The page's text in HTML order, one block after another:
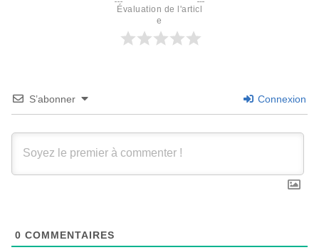
Évaluation de l'articl
e
S’abonner Connexion
0 COMMENTAIRES